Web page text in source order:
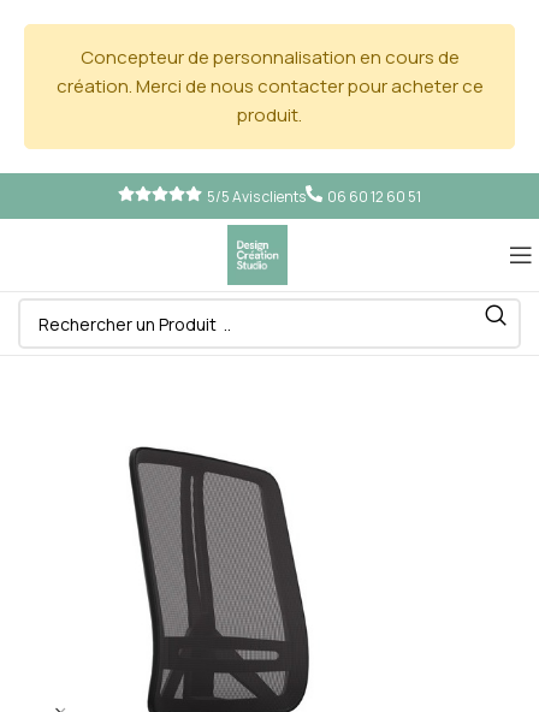
Concepteur de personnalisation en cours de
création. Merci de nous contacter pour acheter ce
produit.
5/5 Avis clients 06 60 12 60 51